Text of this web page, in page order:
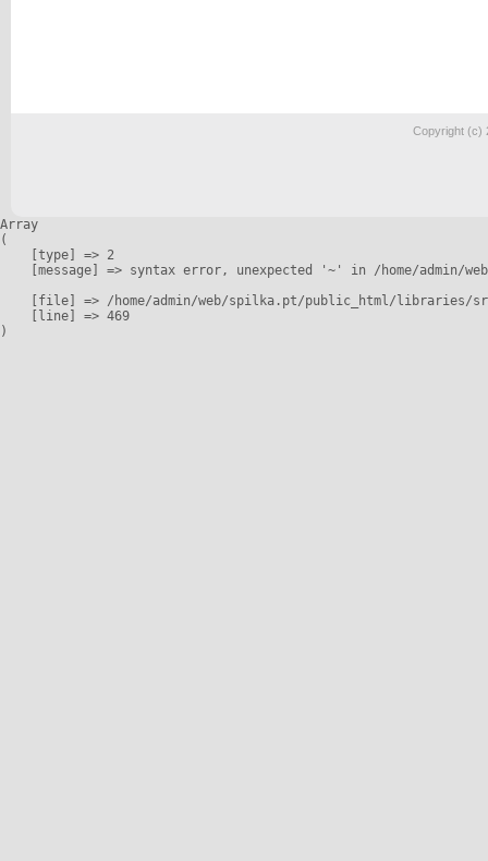
Copyright (c)
Array
(
    [type] => 2
[message] => syntax error, unexpected '~' in /home/admin/
[file] => /home/admin/web/spilka.pt/public_html/libraries/
    [line] => 469